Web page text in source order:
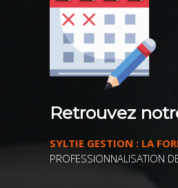
Retrouvez
SYLTIE GESTION : LA
PROFESSIONNALISATION